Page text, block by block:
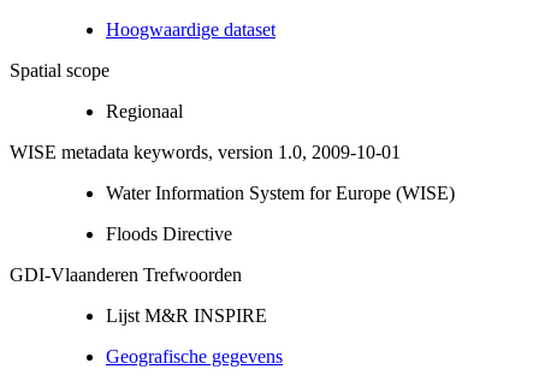
Hoogwaardige dataset
Spatial scope
Regionaal
WISE metadata keywords, version 1.0, 2009-10-01
Water Information System for Europe (WISE)
Floods Directive
GDI-Vlaanderen Trefwoorden
Lijst M&R INSPIRE
Geografische gegevens